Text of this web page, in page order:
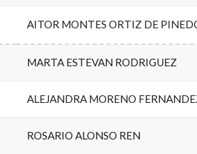
AITOR MONTES ORTIZ DE
MARTA ESTEVAN RODRIGUEZ
ALEJANDRA MORENO
ROSARIO ALONSO REN